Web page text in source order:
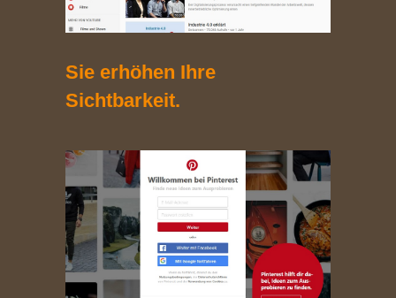
Sie erhöhen Ihre
Sichtbarkeit.